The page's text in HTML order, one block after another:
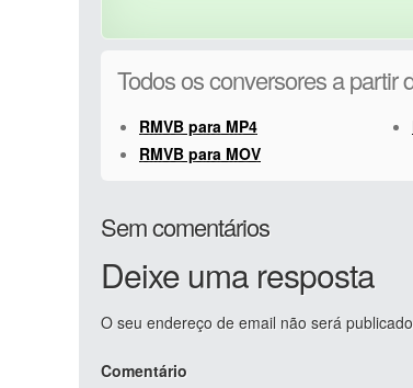
Todos os conversores a partir
RMVB para MP4
RMVB para MOV
Sem comentários
Deixe uma resposta
O seu endereço de email não será
Comentário